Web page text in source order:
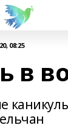
08:25
в